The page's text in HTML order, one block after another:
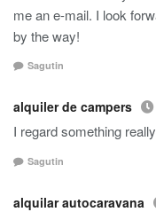
me an e-mail. I look
by the way!
Sagutin
alquiler de campers
I regard something
Sagutin
alquilar autocaravana